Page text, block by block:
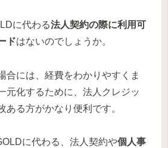
に代わる法人契約の際に利用可
ドはないのでしょうか。
合には、経費をわかりやすくま
元化するために、法人クレジッ
ある方がかなり便利です。
に代わる、法人契約や個人事